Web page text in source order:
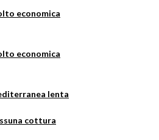
economica
economica
lenta
cottura